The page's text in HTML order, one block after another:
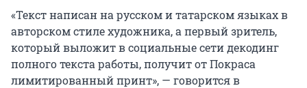
«Текст написан на русском и татарском языках в
авторском стиле художника, а первый зритель,
который выложит в социальные сети декодинг
полного текста работы, получит от Покраса
лимитированный принт», — говорится в